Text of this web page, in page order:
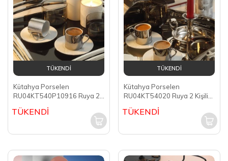
TÜKENDİ
Kütahya Porselen
RU04KT540P10916 Ruya 2
kişilik 4 Parça Kahve Fincanı
TÜKENDİ
TÜKENDİ
Kütahya Porselen
RU04KT54020 Ruya 2 Kişilik
4 Parça Platin Kaplama
Kahve Fincan Takımı
TÜKENDİ